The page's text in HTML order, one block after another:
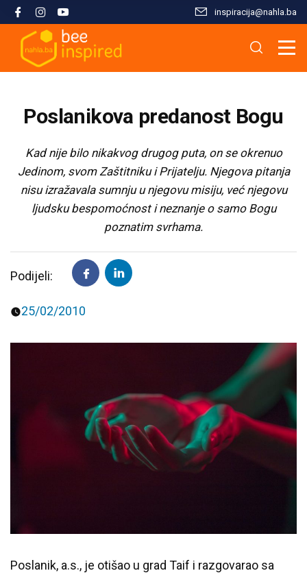
inspiracija@nahla.bа
Poslanikova predanost Bogu
Kad nije bilo nikakvog drugog puta, on se okrenuo
Jedinom, svom Zaštitniku i Prijatelju. Njegova pitanja
nisu izražavala sumnju u njegovu misiju, već njegovu
ljudsku bespomoćnost i neznanje o samo Bogu
poznatim svrhama.
Podijeli:
25/02/2010
Poslanik, a.s., je otišao u grad Taif i razgovarao sa
Misija i filozofija
Kontaktirajte nas
Škola islama
Arapski jezik kroz Kur'an
Tematski moduli
Seminari i radionice
Osnove islama
Žena i islam
Islam i savremeni izazovi
Porodični život u islamu
Nahla kao inspiracija
Analize i studije
Multimedija